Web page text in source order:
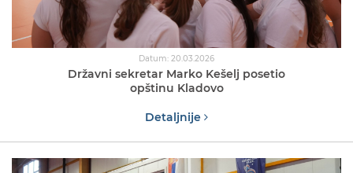
Datum: 20.03.2026
Državni sekretar Marko Kešelj posetio
opštinu Kladovo
Detaljnije